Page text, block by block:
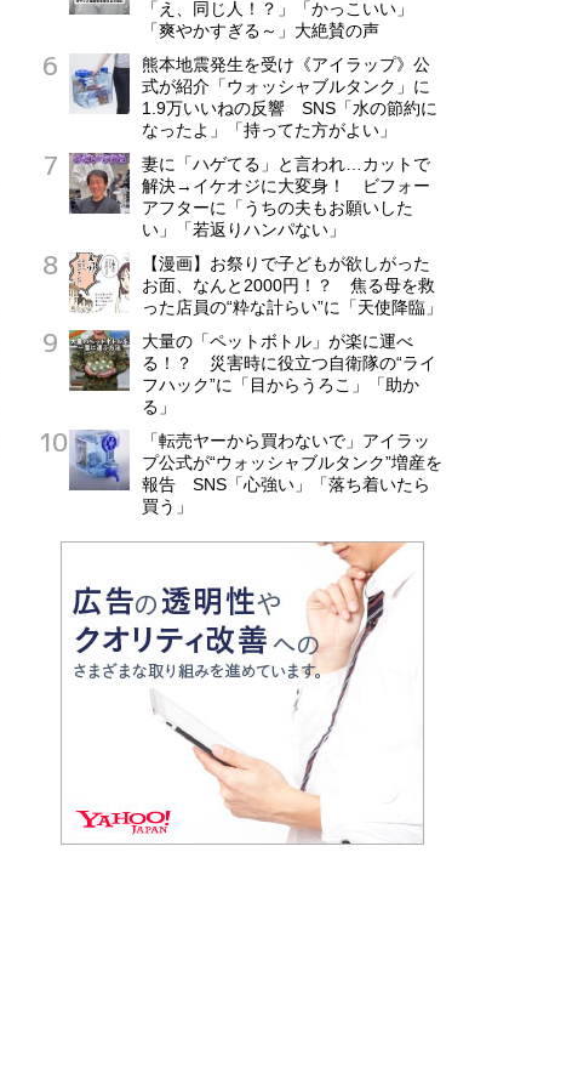
「え、同じ人！？」「かっこいい」
「爽やかすぎる～」大絶賛の声
熊本地震発生を受け《アイラップ》公
式が紹介「ウォッシャブルタンク」に
1.9万いいねの反響 SNS「水の節約に
なったよ」「持ってた方がよい」
妻に「ハゲてる」と言われ…カットで
解決→イケオジに大変身！ ビフォー
アフターに「うちの夫もお願いした
い」「若返りハンパない」
【漫画】お祭りで子どもが欲しがった
お面、なんと2000円！？ 焦る母を救
った店員の“粋な計らい”に「天使降臨」
大量の「ペットボトル」が楽に運べ
る！？ 災害時に役立つ自衛隊の“ライ
フハック”に「目からうろこ」「助か
る」
「転売ヤーから買わないで」アイラッ
プ公式が“ウォッシャブルタンク”増産を
報告 SNS「心強い」「落ち着いたら
買う」